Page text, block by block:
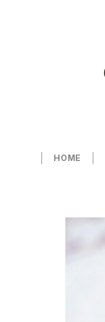
HOME